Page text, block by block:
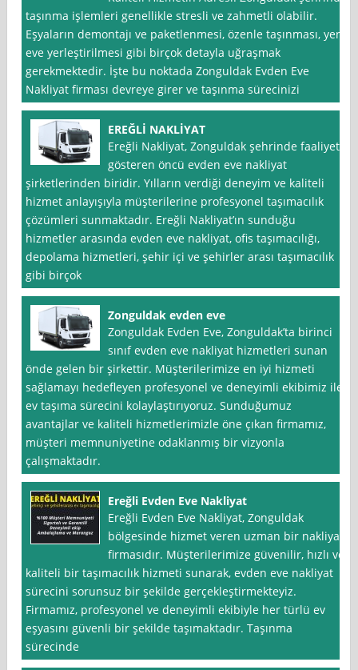
taşınma işlemleri genellikle stresli ve zahmetli olabilir.
Eşyaların demontajı ve paketlenmesi, özenle taşınması, yeni
eve yerleştirilmesi gibi birçok detayla uğraşmak
gerekmektedir. İşte bu noktada Zonguldak Evden Eve
Nakliyat firması devreye girer ve taşınma sürecinizi
EREĞLİ NAKLİYAT
Ereğli Nakliyat, Zonguldak şehrinde faaliyet
gösteren öncü evden eve nakliyat
şirketlerinden biridir. Yılların verdiği deneyim ve kaliteli
hizmet anlayışıyla müşterilerine profesyonel taşımacılık
çözümleri sunmaktadır. Ereğli Nakliyat’ın sunduğu
hizmetler arasında evden eve nakliyat, ofis taşımacılığı,
depolama hizmetleri, şehir içi ve şehirler arası taşımacılık
gibi birçok
Zonguldak evden eve
Zonguldak Evden Eve, Zonguldak’ta birinci
sınıf evden eve nakliyat hizmetleri sunan
önde gelen bir şirkettir. Müşterilerimize en iyi hizmeti
sağlamayı hedefleyen profesyonel ve deneyimli ekibimiz ile
ev taşıma sürecini kolaylaştırıyoruz. Sunduğumuz
avantajlar ve kaliteli hizmetlerimizle öne çıkan firmamız,
müşteri memnuniyetine odaklanmış bir vizyonla
çalışmaktadır.
Ereğli Evden Eve Nakliyat
Ereğli Evden Eve Nakliyat, Zonguldak
bölgesinde hizmet veren uzman bir nakliyat
firmasıdır. Müşterilerimize güvenilir, hızlı ve
kaliteli bir taşımacılık hizmeti sunarak, evden eve nakliyat
sürecini sorunsuz bir şekilde gerçekleştirmekteyiz.
Firmamız, profesyonel ve deneyimli ekibiyle her türlü ev
eşyasını güvenli bir şekilde taşımaktadır. Taşınma
sürecinde